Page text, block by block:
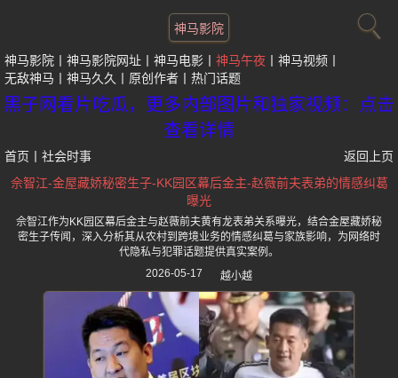
神马影院
神马影院 神马影院网址 神马电影 神马午夜
神马视频
无敌神马
神马久久 原创作者 热门话题
黑子网看片吃瓜，更多内部图片和独家视频：点击
查看详情
首页 社会时事
返回上页
佘智江-金屋藏娇秘密生子-KK园区幕后金主-赵薇前夫表弟的情感纠葛
曝光
佘智江作为KK园区幕后金主与赵薇前夫黄有龙表弟关系曝光，结合金屋藏娇秘
密生子传闻，深入分析其从农村到跨境业务的情感纠葛与家族影响，为网络时
代隐私与犯罪话题提供真实案例。
2026-05-17
越小越